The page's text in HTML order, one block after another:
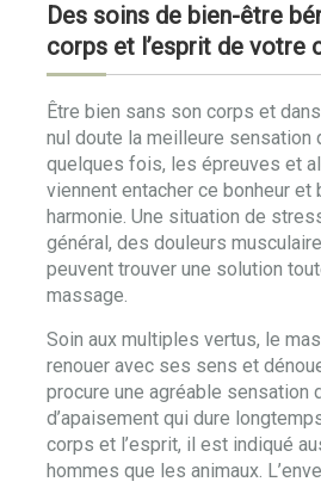
Des soins de bien-être
corps et l’esprit de votre
Être bien sans son corps et
nul doute la meilleure sensation
quelques fois, les épreuves et
viennent entacher ce bonheur et
harmonie. Une situation de
général, des douleurs
peuvent trouver une solution
massage.
Soin aux multiples vertus, le
renouer avec ses sens et
procure une agréable sensation
d’apaisement qui dure
corps et l’esprit, il est indiqué
hommes que les animaux.